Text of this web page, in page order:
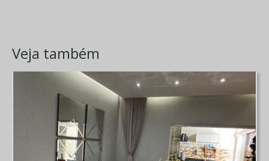
Veja também